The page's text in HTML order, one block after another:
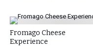
Fromago Cheese
Experience